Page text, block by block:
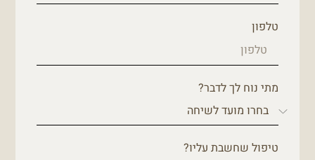
טלפון
מתי נוח לך לדבר?
טיפול שחשבת עליו?